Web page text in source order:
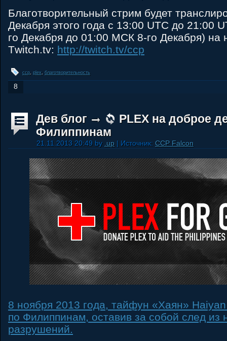
Благотворительный стрим будет
Декабря этого года с 13:00 UTC до 21:00
го Декабря до 01:00 МСК 8-го Декабря) на
Тwitch.tv: http://twitch.tv/ccp
ccp, plex благотворительность
8
Дев блог
PLEX на доброе
Филиппинам
21.11.2013 20:49 by .up | Источник: CCP Falcon
8 ноября 2013 года, тайфун «Хаян»
по Филиппинам, оставив за собой след
разрушений.